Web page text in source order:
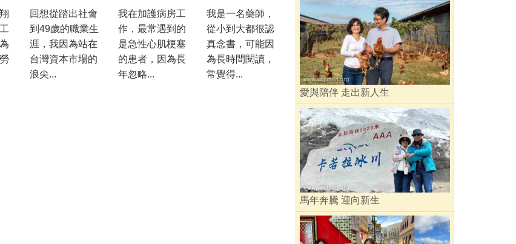
回想從踏出社會
到49歲的職業生
涯，我因為站在
台灣資本市場的
浪尖...
我在加護病房工
作，最常遇到的
是急性心肌梗塞
的患者，因為長
年忽略...
我是一名藥師，
從小到大都很認
真念書，可能因
為長時間閱讀，
常覺得...
愛與陪伴 走出新人生
馬年奔騰 迎向新生